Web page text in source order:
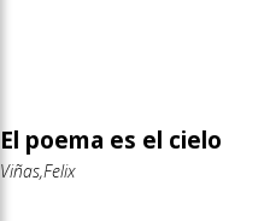
El poema es el cielo
Viñas,Felix